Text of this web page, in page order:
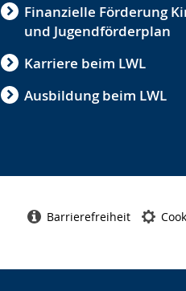
Finanzielle Förderung
und Jugendförderplan
Karriere beim LWL
Ausbildung beim LWL
Barrierefreiheit